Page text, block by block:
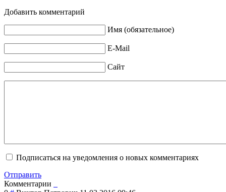
Добавить комментарий
Имя (обязательное)
E-Mail
Сайт
Подписаться на уведомления о новых комментариях
Отправить
Комментарии